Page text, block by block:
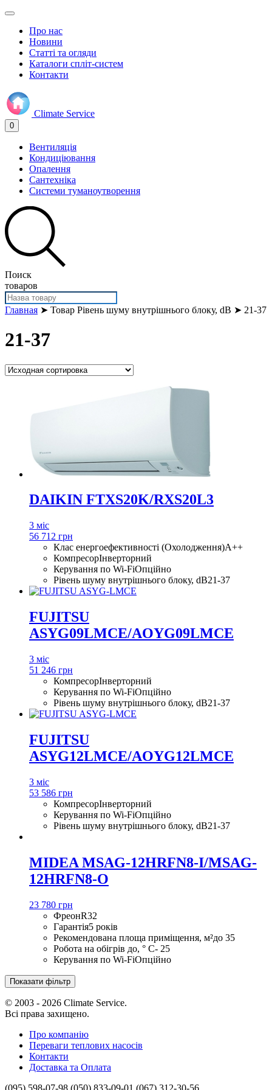
Про нас
Новини
Статті та огляди
Каталоги спліт-систем
Контакти
Climate Service
0
Вентиляція
Кондиціювання
Опалення
Сантехніка
Системи туманоутворення
Поиск
товаров
Главная ➤ Товар Рівень шуму внутрішнього блоку, dB ➤ 21-37
21-37
DAIKIN FTXS20K/RXS20L3
3 міс
56 712 грн
Клас енергоефективності (Охолодження)A++
КомпресорІнверторний
Керування по Wi-FiОпційно
Рівень шуму внутрішнього блоку, dB21-37
FUJITSU
ASYG09LMCE/AOYG09LMCE
3 міс
51 246 грн
КомпресорІнверторний
Керування по Wi-FiОпційно
Рівень шуму внутрішнього блоку, dB21-37
FUJITSU
ASYG12LMCE/AOYG12LMCE
3 міс
53 586 грн
КомпресорІнверторний
Керування по Wi-FiОпційно
Рівень шуму внутрішнього блоку, dB21-37
MIDEA MSAG-12HRFN8-I/MSAG-
12HRFN8-O
23 780 грн
ФреонR32
Гарантія5 років
Рекомендована площа приміщення, м²до 35
Робота на обігрів до, ° С- 25
Керування по Wi-FiОпційно
Показати фільтр
© 2003 - 2026 Climate Service.
Всі права захищено.
Про компанію
Переваги теплових насосів
Контакти
Доставка та Оплата
(095) 598-07-98 (050) 833-09-01 (067) 312-30-56